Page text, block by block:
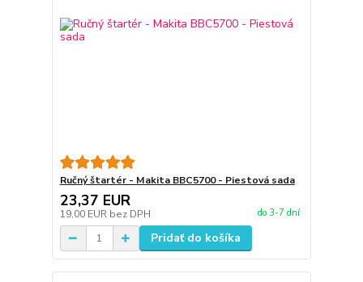
Ručný štartér - Makita BBC5700 - Piestová sada
23,37 EUR
19,00 EUR bez DPH do 3-7 dní
Pridať do košíka